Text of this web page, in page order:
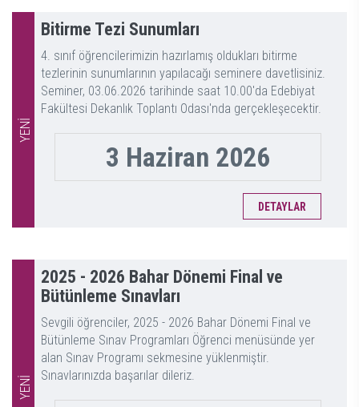
YENİ
Bitirme Tezi Sunumları
4. sınıf öğrencilerimizin hazırlamış oldukları bitirme
tezlerinin sunumlarının yapılacağı seminere davetlisiniz.
Seminer, 03.06.2026 tarihinde saat 10.00'da Edebiyat
Fakültesi Dekanlık Toplantı Odası'nda gerçekleşecektir.
3 Haziran 2026
DETAYLAR
YENİ
2025 - 2026 Bahar Dönemi Final ve
Bütünleme Sınavları
Sevgili öğrenciler, 2025 - 2026 Bahar Dönemi Final ve
Bütünleme Sınav Programları Öğrenci menüsünde yer
alan Sınav Programı sekmesine yüklenmiştir.
Sınavlarınızda başarılar dileriz.